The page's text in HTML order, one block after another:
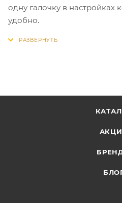
одну галочку в настройках
удобно.